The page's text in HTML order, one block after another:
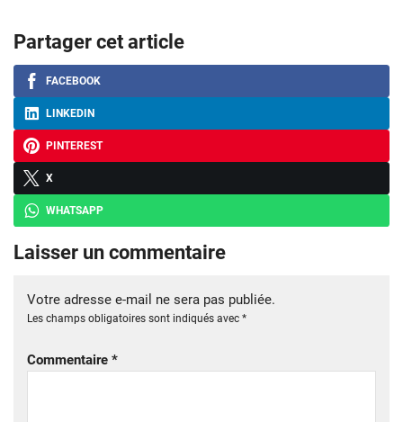
Partager cet article
FACEBOOK
LINKEDIN
PINTEREST
X
WHATSAPP
Laisser un commentaire
Votre adresse e-mail ne sera pas publiée.
Les champs obligatoires sont indiqués avec *
Commentaire *